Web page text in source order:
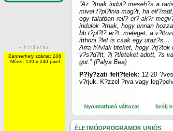
Bannerhely száma: 206
Méret: 120 x 240 pixel
“Az ?tnak indul? meseh?s a
mivel t?pl?lnia mag?t, ha
egy falatban rejl? er? ak?r
indulok ?tnak, hogy onnan
bb t?pl?l? er?t, meleget, a
itthoni ?let is csak egy utaz?s…
Arra h?vlak titeket, hogy
v?s?d?tt, ?j ?tleteket adott, ?s
got.” (Palya Bea)
P?ly?zati felt?telek: 12-20
v?rjuk. K?zzel ?rva vagy
Nyomtatható változat Szólj
ÉLETMÓDPROGRAMOK UNIÓS